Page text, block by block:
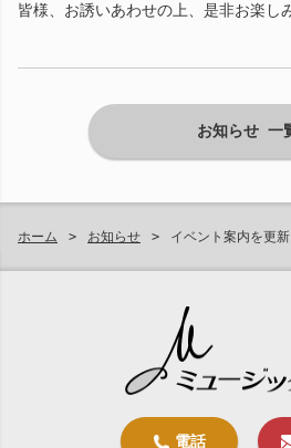
皆様、お誘いあわせの上、是非お楽し
お知らせ 一
ホーム お知らせ イベント案内を更